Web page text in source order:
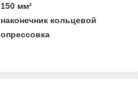
150 мм²
наконечник кольцевой
опрессовка